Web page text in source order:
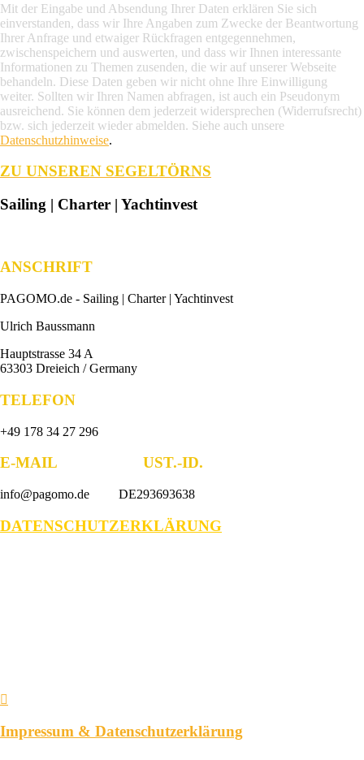
Mit der Eingabe und Absendung Ihrer Daten erklären Sie sich
einverstanden, dass wir Ihre Angaben zum Zwecke der Beantwortung
Ihrer Anfrage und etwaiger Rückfragen entgegennehmen,
zwischenspeichern und auswerten, und dass wir Ihnen interessante
Informationen zu Themen zusenden, die wir auf unserer Webseite
behandeln. Diese Daten geben wir nicht ohne Ihre Einwilligung
weiter. Sollten wir Ihren Namen abfragen, ist auch ein Pseudonym
ausreichend. Sie können dem jederzeit widersprechen (Widerrufsrecht)
bzw. sich jederzeit wieder abmelden. Siehe auch unsere
Datenschutzhinweise.
ZU UNSEREN SEGELTÖRNS
Sailing | Charter | Yachtinvest
ANSCHRIFT
PAGOMO.de - Sailing | Charter | Yachtinvest
Ulrich Baussmann
Hauptstrasse 34 A
63303 Dreieich / Germany
TELEFON
+49 178 34 27 296
E-MAIL UST.-ID.
info@pagomo.de DE293693638
DATENSCHUTZERKLÄRUNG
Impressum & Datenschutzerklärung